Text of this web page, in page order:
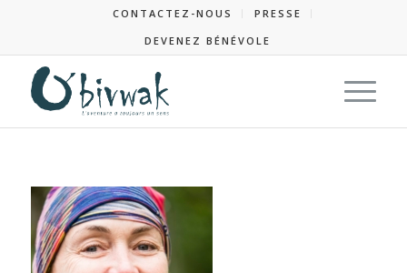
CONTACTEZ-NOUS
PRESSE
DEVENEZ BÉNÉVOLE